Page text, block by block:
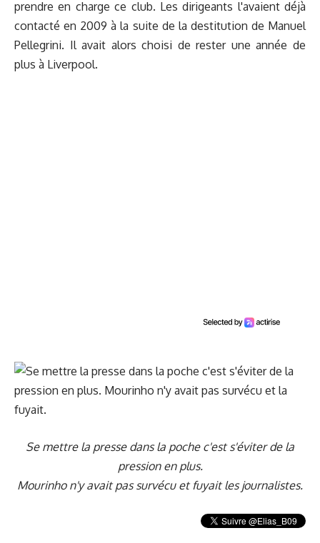
prendre en charge ce club. Les dirigeants l'avaient déjà
contacté en 2009 à la suite de la destitution de Manuel
Pellegrini. Il avait alors choisi de rester une année de
plus à Liverpool.
Se mettre la presse dans la poche c'est s'éviter de la
pression en plus.
Mourinho n'y avait pas survécu et fuyait les journalistes.